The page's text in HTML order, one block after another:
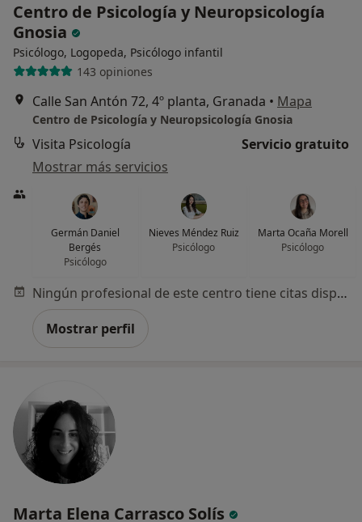
Centro de Psicología y Neuropsicología
Gnosia
Psicólogo, Logopeda, Psicólogo infantil
143 opiniones
Calle San Antón 72, 4º planta, Granada • Mapa
Centro de Psicología y Neuropsicología Gnosia
Visita Psicología
Servicio gratuito
Mostrar más servicios
Germán Daniel
Bergés
Psicólogo
Nieves Méndez Ruiz
Psicólogo
Marta Ocaña Morell
Psicólogo
Ningún profesional de este centro tiene citas disponibles
Mostrar perfil
Marta Elena Carrasco Solís